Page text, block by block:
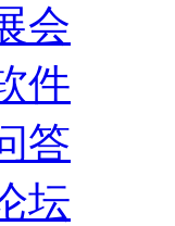
会
件
答
坛